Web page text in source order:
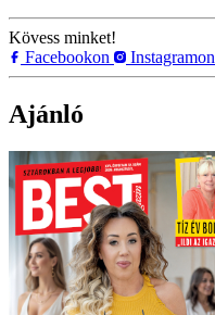
Kövess minket!
Facebookon
Instagramon
Ajánló